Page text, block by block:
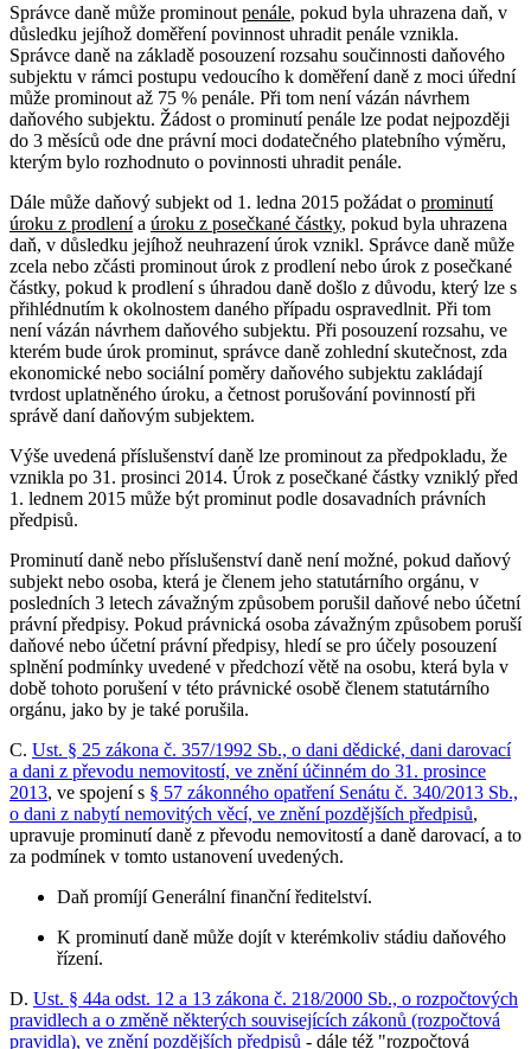
Správce daně může prominout penále, pokud byla uhrazena daň, v
důsledku jejíhož doměření povinnost uhradit penále vznikla.
Správce daně na základě posouzení rozsahu součinnosti daňového
subjektu v rámci postupu vedoucího k doměření daně z moci úřední
může prominout až 75 % penále. Při tom není vázán návrhem
daňového subjektu. Žádost o prominutí penále lze podat nejpozději
do 3 měsíců ode dne právní moci dodatečného platebního výměru,
kterým bylo rozhodnuto o povinnosti uhradit penále.
Dále může daňový subjekt od 1. ledna 2015 požádat o prominutí
úroku z prodlenía úroku z posečkané částky, pokud byla uhrazena
daň, v důsledku jejíhož neuhrazení úrok vznikl. Správce daně může
zcela nebo zčásti prominout úrok z prodlení nebo úrok z posečkané
částky, pokud k prodlení s úhradou daně došlo z důvodu, který lze s
přihlédnutím k okolnostem daného případu ospravedlnit. Při tom
není vázán návrhem daňového subjektu. Při posouzení rozsahu, ve
kterém bude úrok prominut, správce daně zohlední skutečnost, zda
ekonomické nebo sociální poměry daňového subjektu zakládají
tvrdost uplatněného úroku, a četnost porušování povinností při
správě daní daňovým subjektem.
Výše uvedená příslušenství daně lze prominout za předpokladu, že
vznikla po 31. prosinci 2014. Úrok z posečkané částky vzniklý před
1. lednem 2015 může být prominut podle dosavadních právních
předpisů.
Prominutí daně nebo příslušenství daně není možné, pokud daňový
subjekt nebo osoba, která je členem jeho statutárního orgánu, v
posledních 3 letech závažným způsobem porušil daňové nebo účetní
právní předpisy. Pokud právnická osoba závažným způsobem poruší
daňové nebo účetní právní předpisy, hledí se pro účely posouzení
splnění podmínky uvedené v předchozí větě na osobu, která byla v
době tohoto porušení v této právnické osobě členem statutárního
orgánu, jako by je také porušila.
C. Ust. § 25 zákona č. 357/1992 Sb., o dani dědické, dani darovací
a dani z převodu nemovitostí, ve znění účinném do 31. prosince
2013, ve spojení s § 57 zákonného opatření Senátu č. 340/2013 Sb.,
o dani z nabytí nemovitých věcí, ve znění pozdějších předpisů,
upravuje prominutí daně z převodu nemovitostí a daně darovací, a to
za podmínek v tomto ustanovení uvedených.
Daň promíjí Generální finanční ředitelství.
K prominutí daně může dojít v kterémkoliv stádiu daňového
řízení.
D. Ust. § 44a odst. 12 a 13 zákona č. 218/2000 Sb., o rozpočtových
pravidlech a o změně některých souvisejících zákonů (rozpočtová
pravidla), ve znění pozdějších předpisů - dále též "rozpočtová